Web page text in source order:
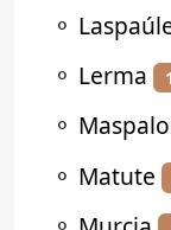
⚬
⚬ Lerma
⚬
⚬ Matute